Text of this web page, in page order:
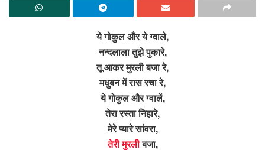
ये गोकुल और ये ग्वाले,
नन्दलाला तुझे पुकारे,
तू आकर मुरली बजा रे,
मधुबन में रास रचा रे,
ये गोकुल और ग्वालें,
तेरा रस्ता निहारे,
मेरे प्यारे सांवरा,
तेरी मुरलीबजा,